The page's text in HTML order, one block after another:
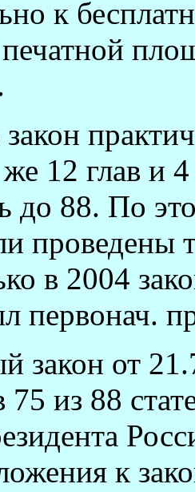
к
же 12 глав и
до 88. По
проведены
в 2004
первонач.
закон от
75 из 88
к